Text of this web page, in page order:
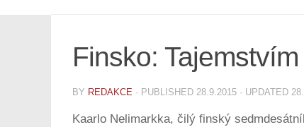
Finsko:
BY REDAKCE · PUBLISHED 28.9.2015 · UPDATED
Kaarlo Nelimarkka, čilý finský